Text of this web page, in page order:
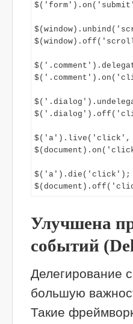
$('a').live('click',
$('a').die('click');
Улучшена
событий
Делегирование
большую
Такие